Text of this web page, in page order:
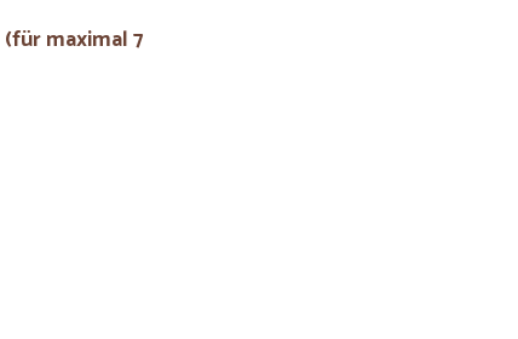
maximal 7